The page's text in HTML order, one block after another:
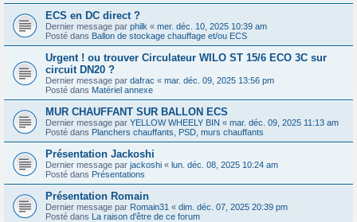
ECS en DC direct ?
Dernier message par philk « mer. déc. 10, 2025 10:39 am
Posté dans Ballon de stockage chauffage et/ou ECS
Urgent ! ou trouver Circulateur WILO ST 15/6 ECO 3C sur
circuit DN20 ?
Dernier message par dafrac « mar. déc. 09, 2025 13:56 pm
Posté dans Matériel annexe
MUR CHAUFFANT SUR BALLON ECS
Dernier message par YELLOW WHEELY BIN « mar. déc. 09, 2025 11:13 am
Posté dans Planchers chauffants, PSD, murs chauffants
Présentation Jackoshi
Dernier message par jackoshi « lun. déc. 08, 2025 10:24 am
Posté dans Présentations
Présentation Romain
Dernier message par Romain31 « dim. déc. 07, 2025 20:39 pm
Posté dans La raison d'être de ce forum